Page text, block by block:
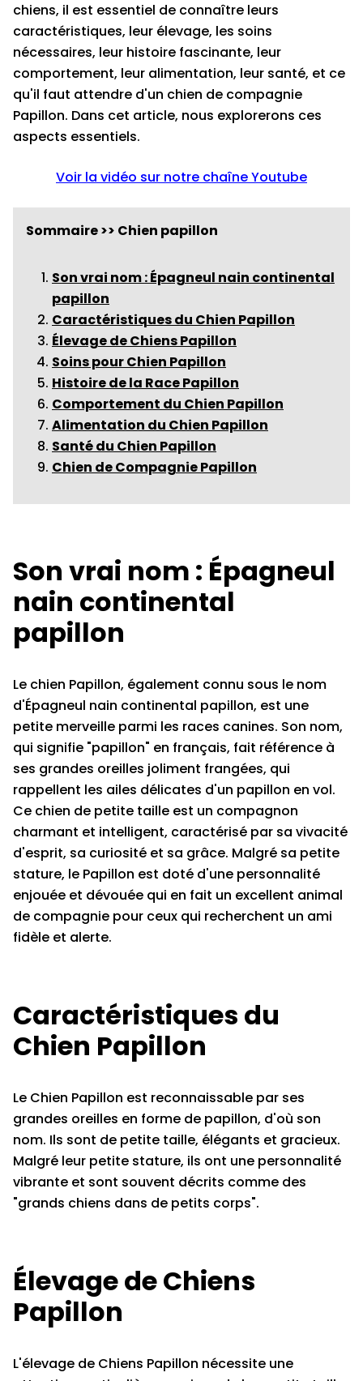
chiens, il est essentiel de connaître leurs
caractéristiques, leur élevage, les soins
nécessaires, leur histoire fascinante, leur
comportement, leur alimentation, leur santé, et ce
qu'il faut attendre d'un chien de compagnie
Papillon. Dans cet article, nous explorerons ces
aspects essentiels.
Voir la vidéo sur notre chaîne Youtube
Sommaire >> Chien papillon
Son vrai nom : Épagneul nain continental
papillon
Caractéristiques du Chien Papillon
Élevage de Chiens Papillon
Soins pour Chien Papillon
Histoire de la Race Papillon
Comportement du Chien Papillon
Alimentation du Chien Papillon
Santé du Chien Papillon
Chien de Compagnie Papillon
Son vrai nom : Épagneul
nain continental
papillon
Le chien Papillon, également connu sous le nom
d'Épagneul nain continental papillon, est une
petite merveille parmi les races canines. Son nom,
qui signifie "papillon" en français, fait référence à
ses grandes oreilles joliment frangées, qui
rappellent les ailes délicates d'un papillon en vol.
Ce chien de petite taille est un compagnon
charmant et intelligent, caractérisé par sa vivacité
d'esprit, sa curiosité et sa grâce. Malgré sa petite
stature, le Papillon est doté d'une personnalité
enjouée et dévouée qui en fait un excellent animal
de compagnie pour ceux qui recherchent un ami
fidèle et alerte.
Caractéristiques du
Chien Papillon
Le Chien Papillon est reconnaissable par ses
grandes oreilles en forme de papillon, d'où son
nom. Ils sont de petite taille, élégants et gracieux.
Malgré leur petite stature, ils ont une personnalité
vibrante et sont souvent décrits comme des
"grands chiens dans de petits corps".
Élevage de Chiens
Papillon
L'élevage de Chiens Papillon nécessite une